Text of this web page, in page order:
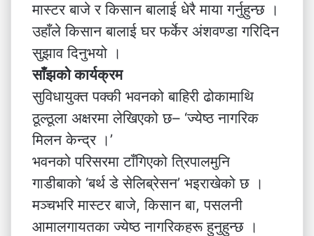
मास्टर बाजे र किसान बालाई धेरै माया गर्नुहुन्छ ।
उहाँले किसान बालाई घर फर्केर अंशवण्डा गरिदिन
सुझाव दिनुभयो ।
साँझको कार्यक्रम
सुविधायुक्त पक्की भवनको बाहिरी ढोकामाथि
ठूल्ठूला अक्षरमा लेखिएको छ– ‘ज्येष्ठ नागरिक
मिलन केन्द्र ।’
भवनको परिसरमा टाँगिएको त्रिपालमुनि
गाडीबाको ‘बर्थ डे सेलिब्रेसन’ भइराखेको छ ।
मञ्चभरि मास्टर बाजे, किसान बा, पसलनी
आमालगायतका ज्येष्ठ नागरिकहरू हुनुहुन्छ ।